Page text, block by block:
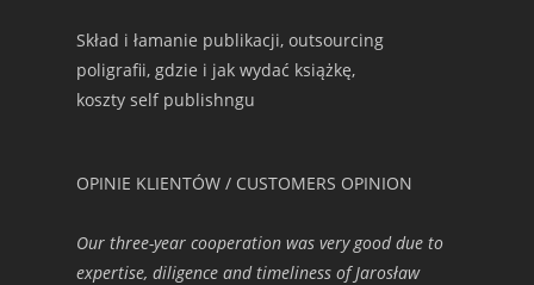
Skład i łamanie publikacji, outsourcing
poligrafii, gdzie i jak wydać książkę,
koszty self publishngu
OPINIE KLIENTÓW / CUSTOMERS OPINION
Our three-year cooperation was very good due to
expertise, diligence and timeliness of Jarosław